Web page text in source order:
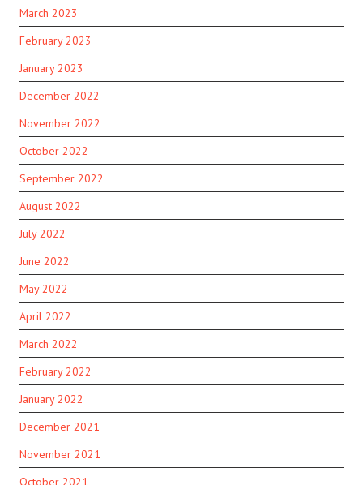
March 2023
February 2023
January 2023
December 2022
November 2022
October 2022
September 2022
August 2022
July 2022
June 2022
May 2022
April 2022
March 2022
February 2022
January 2022
December 2021
November 2021
October 2021